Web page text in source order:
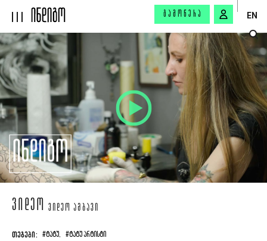
ᲒᲐᲛᲝᲬᲔᲠᲐ EN
ᲕᲘᲓᲔᲝ ᲕᲘᲓᲔᲝ ᲐᲛᲑᲐᲕᲘ
ᲗᲔᲒᲔᲑᲘ: #ᲢᲐᲢᲣ, #ᲢᲐᲢᲣ ᲐᲠᲢᲘᲡᲢᲘ